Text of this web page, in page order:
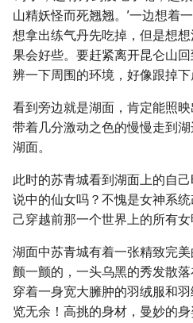
山精妖怪而死翘翘。’一边想着
想拿出练气丹先吃掉，但是想
果会好些。要赶紧离开昆仑山
辨一下周围的环境，好像跟掉下
看到旁边就是湖面，肯定能照
带着几分激动之色的慢慢走到
湖面。
此时的苏青城看到湖面上的自
说中的仙女吗？不愧是女神系
己穿越前那一个世界上的所有女
湖面中苏青城有着一张精致完
颤一颤的，一头乌黑的秀发散
穿着一身宽大臃肿的羽绒服和
览无余！高挑的身材，曼妙的